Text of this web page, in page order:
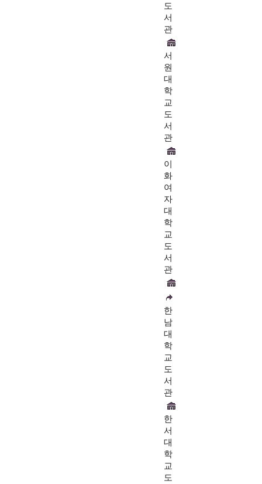
도
서
관
서
원
대
학
교
도
서
관
이
화
여
자
대
학
교
도
서
관
한
남
대
학
교
도
서
관
한
서
대
학
교
도